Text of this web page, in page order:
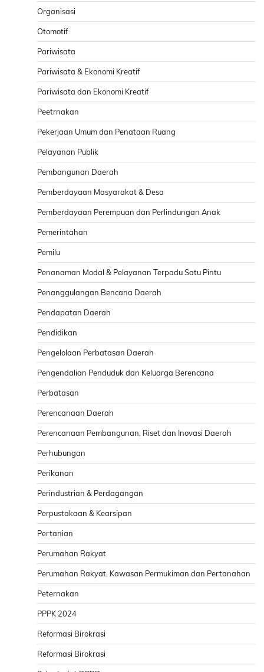
Organisasi
Otomotif
Pariwisata
Pariwisata & Ekonomi Kreatif
Pariwisata dan Ekonomi Kreatif
Peetrnakan
Pekerjaan Umum dan Penataan Ruang
Pelayanan Publik
Pembangunan Daerah
Pemberdayaan Masyarakat & Desa
Pemberdayaan Perempuan dan Perlindungan Anak
Pemerintahan
Pemilu
Penanaman Modal & Pelayanan Terpadu Satu Pintu
Penanggulangan Bencana Daerah
Pendapatan Daerah
Pendidikan
Pengelolaan Perbatasan Daerah
Pengendalian Penduduk dan Keluarga Berencana
Perbatasan
Perencanaan Daerah
Perencanaan Pembangunan, Riset dan Inovasi Daerah
Perhubungan
Perikanan
Perindustrian & Perdagangan
Perpustakaan & Kearsipan
Pertanian
Perumahan Rakyat
Perumahan Rakyat, Kawasan Permukiman dan Pertanahan
Peternakan
PPPK 2024
Reformasi Birokrasi
Reformasi Birokrasi